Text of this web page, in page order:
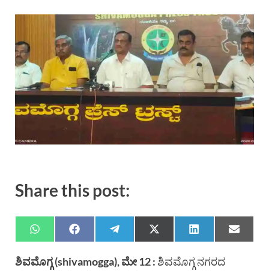
Share this post:
ಶಿವಮೊಗ್ಗ (shivamogga), ಮೇ 12 :ಶಿವಮೊಗ್ಗ ನಗರದ